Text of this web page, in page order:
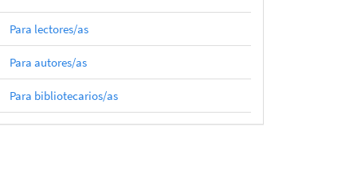
Para lectores/as
Para autores/as
Para bibliotecarios/as